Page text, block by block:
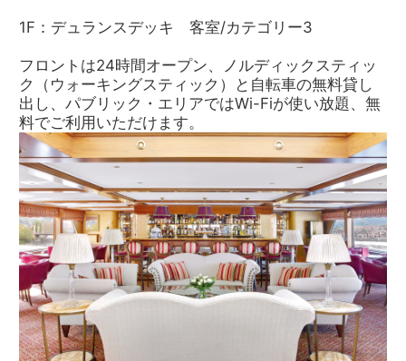
1F：デュランスデッキ 客室/カテゴリー3
フロントは24時間オープン、ノルディックスティッ
ク（ウォーキングスティック）と自転車の無料貸し
出し、パブリック・エリアではWi-Fiが使い放題、無
料でご利用いただけます。